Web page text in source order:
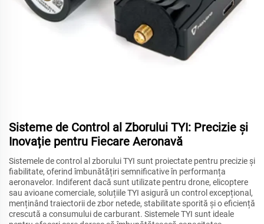
Sisteme de Control al Zborului TYI: Precizie și
Inovație pentru Fiecare Aeronavă
Sistemele de control al zborului TYI sunt proiectate pentru precizie și
fiabilitate, oferind îmbunătățiri semnificative în performanța
aeronavelor. Indiferent dacă sunt utilizate pentru drone, elicoptere
sau avioane comerciale, soluțiile TYI asigură un control excepțional,
menținând traiectorii de zbor netede, stabilitate sporită și o eficiență
crescută a consumului de carburant. Sistemele TYI sunt ideale